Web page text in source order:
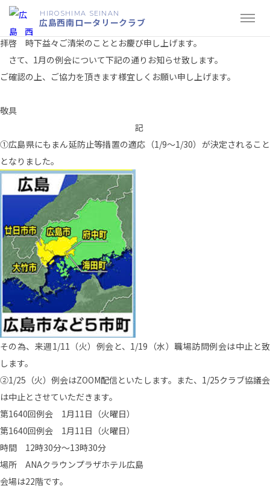
HIROSHIMA SEINAN
広島西南ロータリークラブ
1月例会のお知らせ
1月例会のお知らせ
拝啓 時下益々ご清栄のこととお慶び申し上げます。
さて、1月の例会について下記の通りお知らせ致します。
ご確認の上、ご協力を頂きます様宜しくお願い申し上げます。
敬具
記
①広島県にもまん延防止等措置の適応（1/9～1/30）が決定されること
となりました。
その為、来週1/11（火）例会と、1/19（水）職場訪問例会は中止と致
します。
②1/25（火）例会はZOOM配信といたします。また、1/25クラブ協議会
は中止とさせていただきます。
第1640回例会 1月11日（火曜日）
第1640回例会 1月11日（火曜日）
時間 12時30分～13時30分
場所 ANAクラウンプラザホテル広島
会場は22階です。